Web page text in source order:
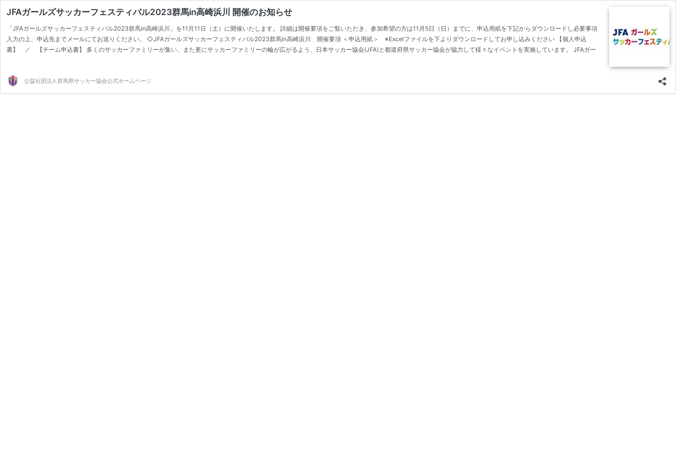
JFAガールズサッカーフェスティバル2023群馬in高崎浜川 開催のお知らせ
「JFAガールズサッカーフェスティバル2023群馬in高崎浜川」を11月11日（土）に開催いたします。 詳細は開催要項をご覧いただき、参加希望の方は11月5日（日）までに、申込用紙を下記からダウンロードし必要事項
入力の上、申込先までメールにてお送りください。 ◇JFAガールズサッカーフェスティバル2023群馬in高崎浜川 開催要項 ＜申込用紙＞ ※Excelファイルを下よりダウンロードしてお申し込みください 【個人申込
書】 ／ 【チーム申込書】 多くのサッカーファミリーが集い、また更にサッカーファミリーの輪が広がるよう、日本サッカー協会(JFA)と都道府県サッカー協会が協力して様々なイベントを実施しています。 JFAガー
公益社団法人群馬県サッカー協会公式ホームページ